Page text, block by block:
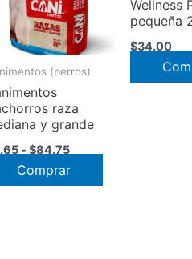
(perros)
raza
y grande
- $84.75
precios:
desde
Comprar
producto
Wellness
pequeña
$34.00